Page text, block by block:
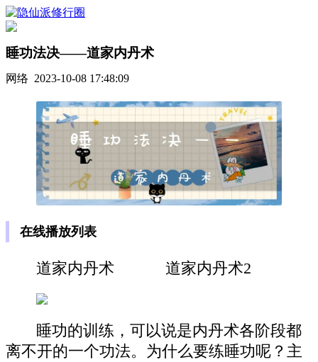
睡功法决——道家内丹术
网络 2023-10-08 17:48:09
在线播放列表
道家内丹术 道家内丹术2
睡功的训练，可以说是内丹术各阶段都
离不开的一个功法。为什么要练睡功呢？主